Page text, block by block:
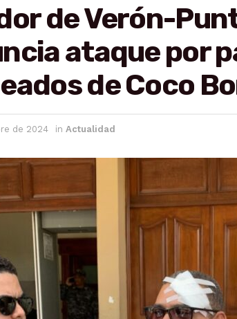
de Verón-
ataque por
de Coco
de 2024 in Actualidad